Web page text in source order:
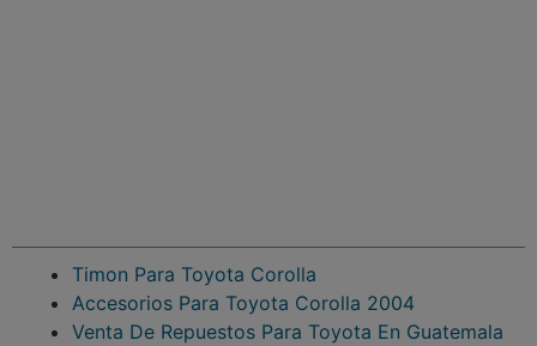
Timon Para Toyota Corolla
Accesorios Para Toyota Corolla 2004
Venta De Repuestos Para Toyota En Guatemala